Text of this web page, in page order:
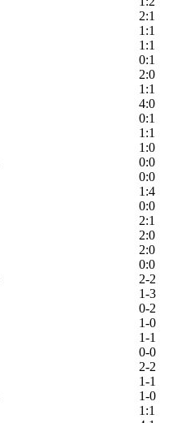
2:1
1:1
1:1
0:1
2:0
1:1
4:0
0:1
1:1
1:0
0:0
0:0
1:4
0:0
2:1
2:0
2:0
0:0
2-2
1-3
0-2
1-0
1-1
0-0
2-2
1-1
1-0
1:1